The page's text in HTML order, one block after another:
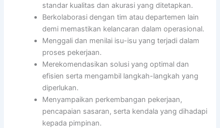
standar kualitas dan akurasi yang ditetapkan.
Berkolaborasi dengan tim atau departemen lain
demi memastikan kelancaran dalam operasional.
Menggali dan menilai isu-isu yang terjadi dalam
proses pekerjaan.
Merekomendasikan solusi yang optimal dan
efisien serta mengambil langkah-langkah yang
diperlukan.
Menyampaikan perkembangan pekerjaan,
pencapaian sasaran, serta kendala yang dihadapi
kepada pimpinan.